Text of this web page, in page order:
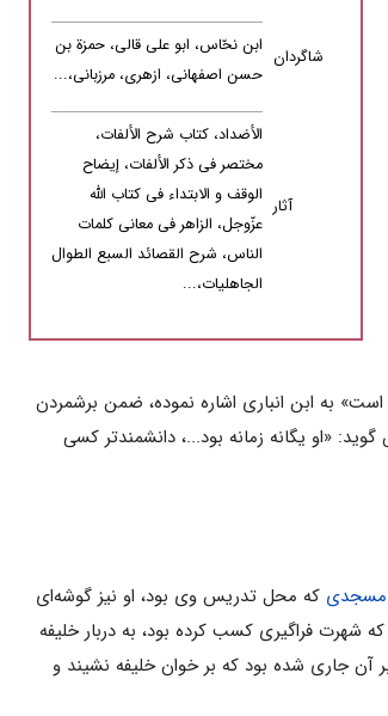
شاگردان
ابن‌ نحّاس‌، ابو علی‌ قالی‌، حمزة بن‌
حسن‌ اصفهانی‌، ازهری‌، مرزبانی‌،...
آثار
الأضداد، کتاب شرح الألفات،
مختصر فی ذکر الألفات، إیضاح
الوقف و الابتداء فی کتاب الله
عزّوجل‌، الزاهر فی معانی کلمات
الناس، شرح القصائد السبع الطوال
الجاهلیات،...
است‌» به‌ ابن‌ انباری‌ اشاره‌ نموده‌، ضمن‌ برشمردن‌
«او یگانه زمانه‌ بود...، دانشمندتر کسی‌
مسجدی‌ که‌ محل‌ تدریس‌ وی‌ بود، او نیز گوشه‌ای‌
شهرت‌ فراگیری‌ کسب‌ کرده‌ بود، به‌ دربار خلیفه‌
بر آن‌ جاری‌ شده‌ بود که‌ بر خوان‌ خلیفه‌ نشیند و